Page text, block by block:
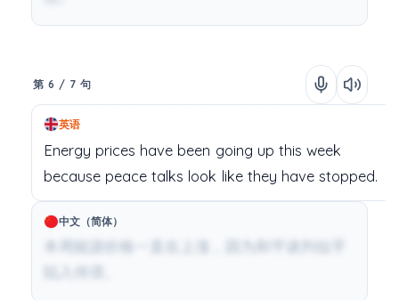
第 6 / 7 句
英语
Energy prices have been going up this week
because peace talks look like they have stopped.
中文（简体）